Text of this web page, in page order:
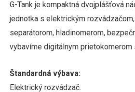
G-Tank je kompaktná dvojplášťová
jednotka s elektrickým
separátorom, hladinomerom,
vybavíme digitálnym
Štandardná výbava:
Elektrický rozvádzač.